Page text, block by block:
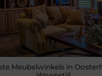
Meubelwinkels in